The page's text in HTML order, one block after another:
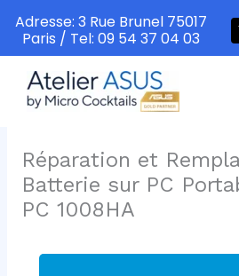
contenu
Réparation et
Batterie sur PC
PC 1008HA
Adresse: 3 Rue Brunel 75017
Paris / Tel: 09 54 37 04 03